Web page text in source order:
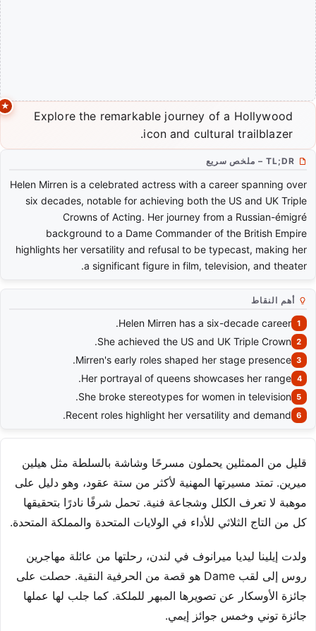
Explore the remarkable journey of a Hollywood
icon and cultural trailblazer.
TL;DR – ملخص سريع
Helen Mirren is a celebrated actress with a career spanning over
six decades, notable for achieving both the US and UK Triple
Crowns of Acting. Her journey from a Russian-émigré
background to a Dame Commander of the British Empire
highlights her versatility and refusal to be typecast, making her
a significant figure in film, television, and theater.
أهم النقاط
Helen Mirren has a six-decade career.
She achieved the US and UK Triple Crown.
Mirren's early roles shaped her stage presence.
Her portrayal of queens showcases her range.
She broke stereotypes for women in television.
Recent roles highlight her versatility and demand.
قليل من الممثلين يحملون مسرحًا وشاشة بالسلطة مثل هيلين
ميرين. تمتد مسيرتها المهنية لأكثر من ستة عقود، وهو دليل على
موهبة لا تعرف الكلل وشجاعة فنية. تحمل شرفًا نادرًا بتحقيقها
كل من التاج الثلاثي للأداء في الولايات المتحدة والمملكة المتحدة.
ولدت إيلينا ليديا ميرانوف في لندن، رحلتها من عائلة مهاجرين
روس إلى لقب Dame هو قصة من الحرفية النقية. حصلت على
جائزة الأوسكار عن تصويرها المبهر للملكة. كما جلب لها عملها
جائزة توني وخمس جوائز إيمي.